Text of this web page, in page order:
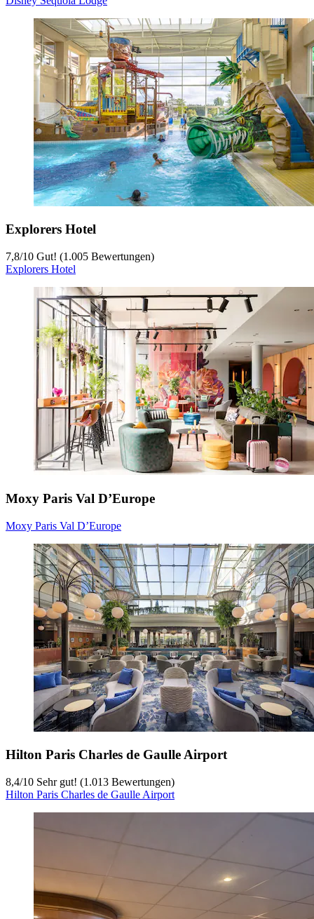
Explorers Hotel
7,8/10 Gut! (1.005 Bewertungen)
Explorers Hotel
Moxy Paris Val D’Europe
Moxy Paris Val D’Europe
Hilton Paris Charles de Gaulle Airport
8,4/10 Sehr gut! (1.013 Bewertungen)
Hilton Paris Charles de Gaulle Airport